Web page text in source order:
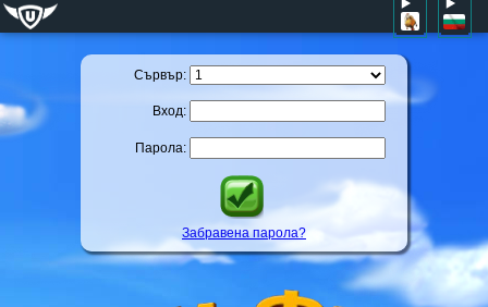
Сървър:
Вход:
Парола:
Забравена парола?